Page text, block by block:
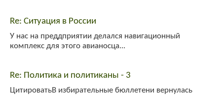
Re: Ситуация в России
У нас на преддприятии делался навигационный
комплекс для этого авианосца...
Re: Политика и политиканы - 3
ЦитироватьВ избирательные бюллетени вернулась